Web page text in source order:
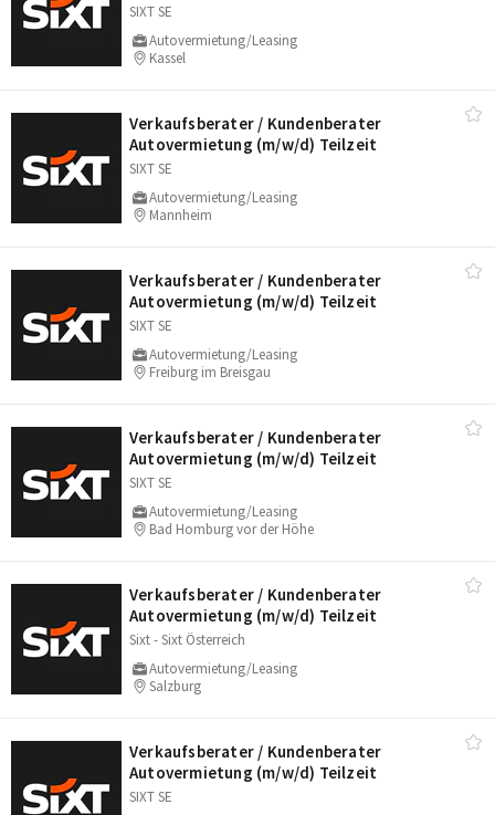
SIXT SE
Autovermietung/Leasing
Kassel
Verkaufsberater /​ Kundenberater
Autovermietung (m/​w/​d) Teilzeit
SIXT SE
Autovermietung/Leasing
Mannheim
Verkaufsberater /​ Kundenberater
Autovermietung (m/​w/​d) Teilzeit
SIXT SE
Autovermietung/Leasing
Freiburg im Breisgau
Verkaufsberater /​ Kundenberater
Autovermietung (m/​w/​d) Teilzeit
SIXT SE
Autovermietung/Leasing
Bad Homburg vor der Höhe
Verkaufsberater /​ Kundenberater
Autovermietung (m/​w/​d) Teilzeit
Sixt - Sixt Österreich
Autovermietung/Leasing
Salzburg
Verkaufsberater /​ Kundenberater
Autovermietung (m/​w/​d) Teilzeit
SIXT SE